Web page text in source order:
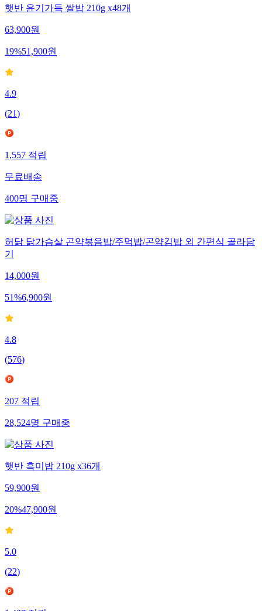
햇반 윤기가득 쌀밥 210g x48개
63,900원
19%51,900원
4.9
(21)
1,557적립
무료배송
400명구매중
허닭 닭가슴살 곤약볶음밥/주먹밥/곤약김밥 외 간편식 골라담
기
14,000원
51%6,900원
4.8
(576)
207적립
28,524명구매중
햇반 흑미밥 210g x36개
59,900원
20%47,900원
5.0
(22)